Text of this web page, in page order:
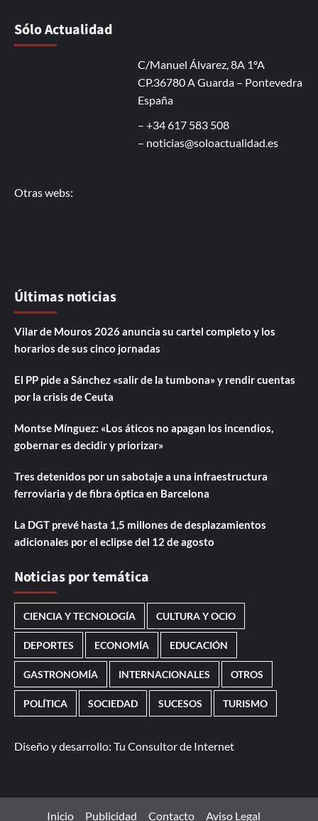
Sólo Actualidad
C/Manuel Álvarez, 8A 1ºA
CP.36780 A Guarda – Pontevedra
España
– +34 617 583 508
– noticias@soloactualidad.es
Otras webs:
Últimas noticias
Vilar de Mouros 2026 anuncia su cartel completo y los
horarios de sus cinco jornadas
El PP pide a Sánchez «salir de la tumbona» y rendir cuentas
por la crisis de Ceuta
Montse Mínguez: «Los áticos no apagan los incendios,
gobernar es decidir y priorizar»
Tres detenidos por un sabotaje a una infraestructura
ferroviaria y de fibra óptica en Barcelona
La DGT prevé hasta 1,5 millones de desplazamientos
adicionales por el eclipse del 12 de agosto
Noticias por temática
CIENCIA Y TECNOLOGÍA CULTURA Y OCIO
DEPORTES ECONOMÍA EDUCACIÓN
GASTRONOMÍA INTERNACIONALES OTROS
POLÍTICA SOCIEDAD SUCESOS TURISMO
Diseño y desarrollo: Tu Consultor de Internet
Inicio Publicidad Contacto Aviso Legal